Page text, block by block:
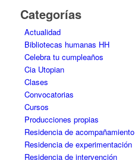
Categorías
Actualidad
Bibliotecas humanas HH
Celebra tu cumpleaños
Cia Utopian
Clases
Convocatorias
Cursos
Producciones propias
Residencia de acompañamiento
Residencia de experimentación
Residencia de intervención